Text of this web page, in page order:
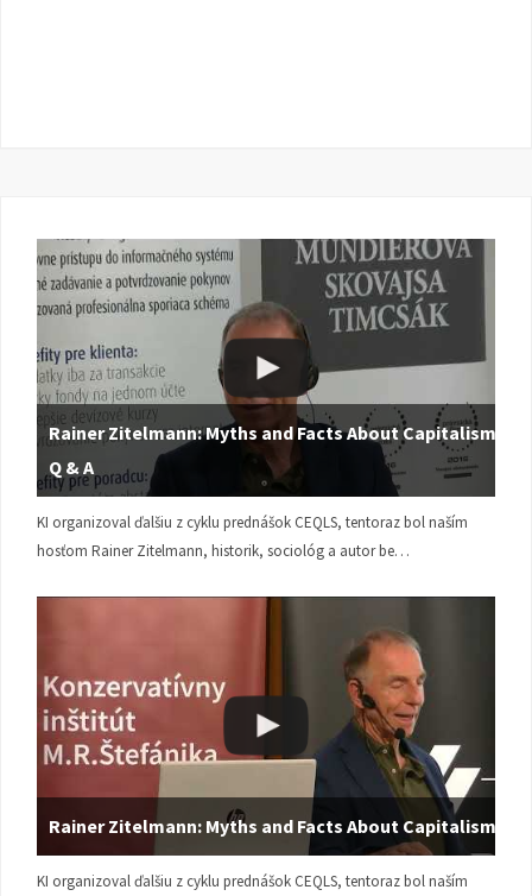
Rainer Zitelmann: Myths and Facts About Capitalism |
Q & A
KI organizoval ďalšiu z cyklu prednášok CEQLS, tentoraz bol naším
hosťom Rainer Zitelmann, historik, sociológ a autor be…
Rainer Zitelmann: Myths and Facts About Capitalism
KI organizoval ďalšiu z cyklu prednášok CEQLS, tentoraz bol naším